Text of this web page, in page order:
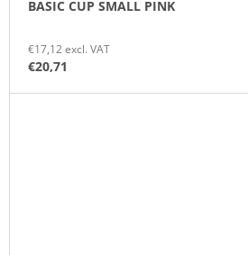
BASIC CUP SMALL PINK
€17,12 excl. VAT
€20,71